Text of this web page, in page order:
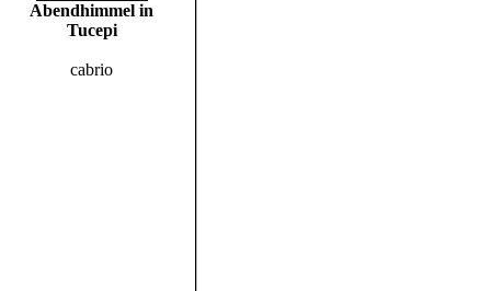
Abendhimmel in
Tucepi
cabrio